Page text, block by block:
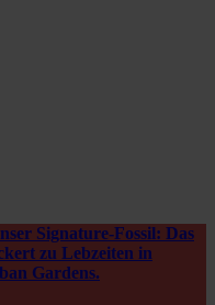
Signature-Fossil: Das
zu Lebzeiten in
Gardens.